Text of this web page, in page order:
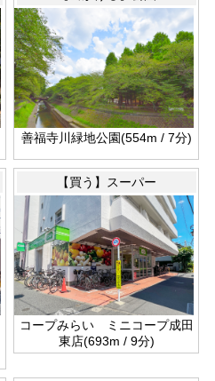
善福寺川緑地公園(554m / 7分)
【買う】スーパー
コープみらい ミニコープ成田
東店(693m / 9分)